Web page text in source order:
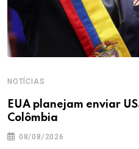
NOTÍCIAS
EUA planejam enviar
Colômbia
08/08/2026